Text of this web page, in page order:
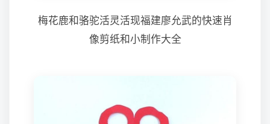
梅花鹿和骆驼活灵活现福建廖允武的快速肖
像剪纸和小制作大全